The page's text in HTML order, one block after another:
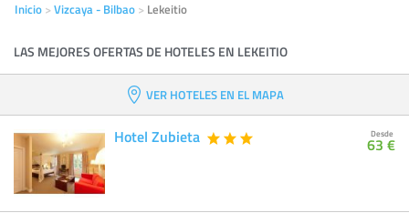
Inicio Vizcaya - Bilbao Lekeitio
LAS MEJORES OFERTAS DE HOTELES EN LEKEITIO
VER HOTELES EN EL MAPA
Hotel Zubieta Desde
63 €